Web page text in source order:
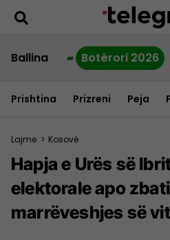
Ballina Botërori 2026
Prishtina Prizreni Peja
Lajme > Kosovë
Hapja e Urës së
elektorale apo
marrëveshjes së